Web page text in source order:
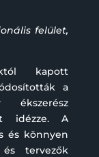
felület,
kapott
a
idézze. A
és könnyen
és tervezők